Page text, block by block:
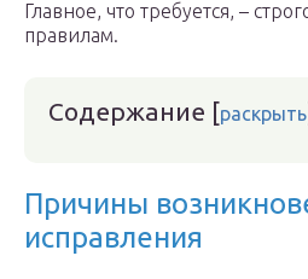
Главное, что требуется, –
правилам.
Содержание [раскрыть
Причины
исправления